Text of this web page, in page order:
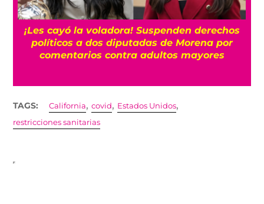
¡Les cayó la voladora! Suspenden derechos
políticos a dos diputadas de Morena por
comentarios contra adultos mayores
TAGS: California,covid, Estados Unidos,
restricciones sanitarias